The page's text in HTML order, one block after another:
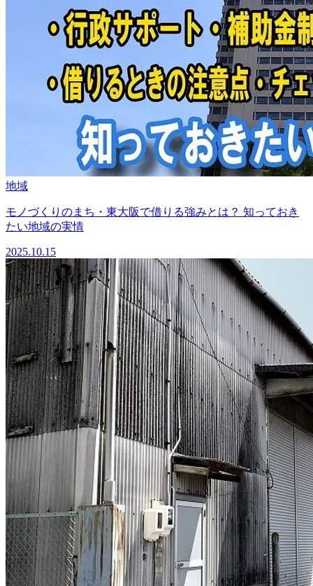
地域
モノづくりのまち・東大阪で借りる強みとは？ 知っておき
たい地域の実情
2025.10.15